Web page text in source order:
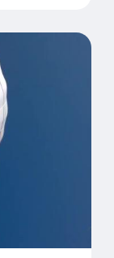
du projet